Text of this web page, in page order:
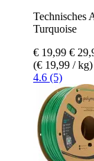
Technisches
Turquoise
€ 19,99 €
(€ 19,99 / kg)
4.6 (5)